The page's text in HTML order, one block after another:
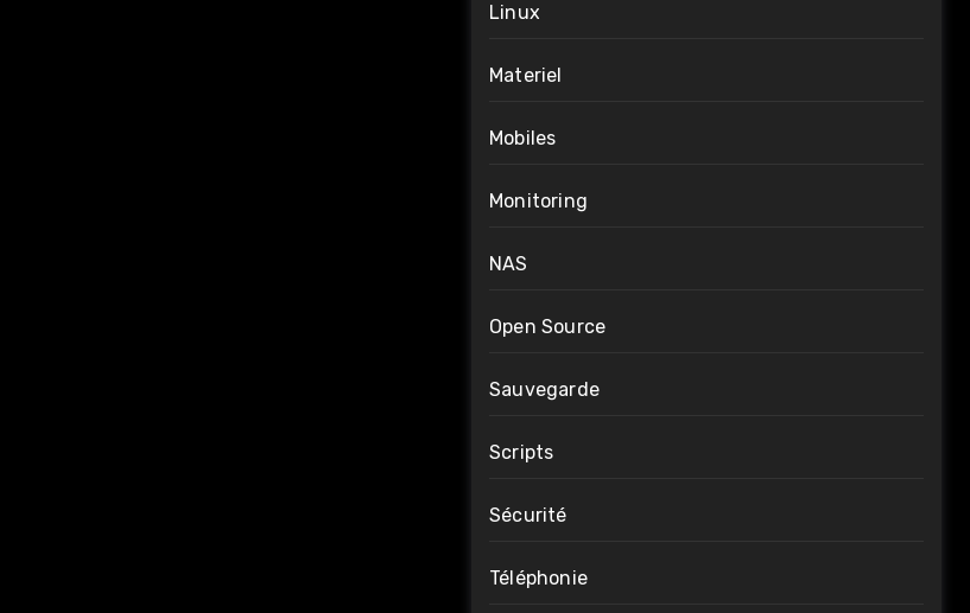
Linux
Materiel
Mobiles
Monitoring
NAS
Open Source
Sauvegarde
Scripts
Sécurité
Téléphonie